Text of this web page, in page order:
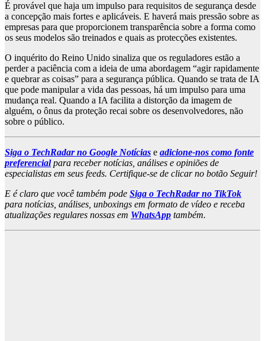
É provável que haja um impulso para requisitos de segurança desde
a concepção mais fortes e aplicáveis. E haverá mais pressão sobre as
empresas para que proporcionem transparência sobre a forma como
os seus modelos são treinados e quais as protecções existentes.
O inquérito do Reino Unido sinaliza que os reguladores estão a
perder a paciência com a ideia de uma abordagem “agir rapidamente
e quebrar as coisas” para a segurança pública. Quando se trata de IA
que pode manipular a vida das pessoas, há um impulso para uma
mudança real. Quando a IA facilita a distorção da imagem de
alguém, o ônus da proteção recai sobre os desenvolvedores, não
sobre o público.
Siga o TechRadar no Google Notícias e adicione-nos como fonte
preferencialpara receber notícias, análises e opiniões de
especialistas em seus feeds. Certifique-se de clicar no botão Seguir!
E é claro que você também pode Siga o TechRadar no TikTok
para notícias, análises, unboxings em formato de vídeo e receba
atualizações regulares nossas em WhatsApp também.